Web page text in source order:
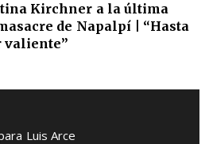
Kirchner a la última
de Napalpí | “Hasta
valiente”
Luis Arce